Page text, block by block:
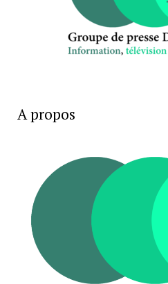
A propos